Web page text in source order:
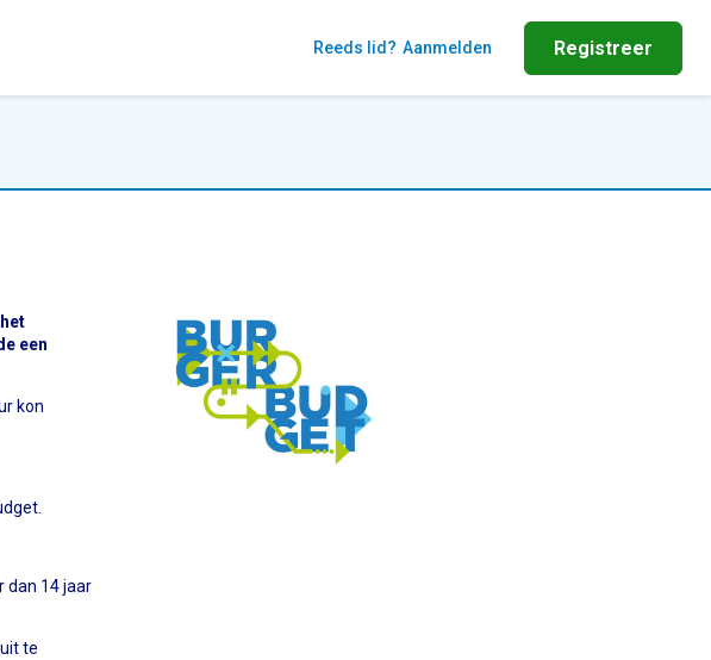
Reeds lid? Aanmelden Registreer
een
kon
dan 14 jaar
te